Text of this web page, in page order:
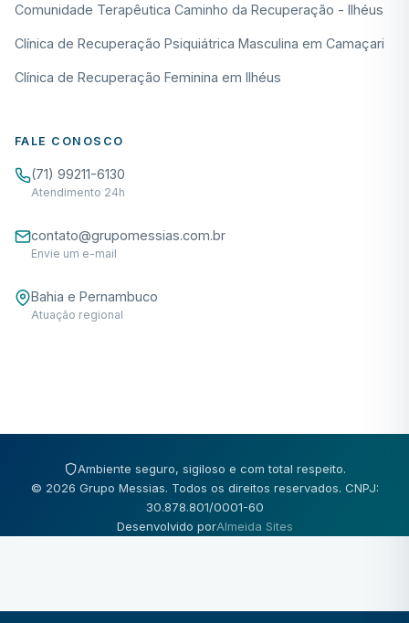
Comunidade Terapêutica Caminho da Recuperação - Ilhéus
Clínica de Recuperação Psiquiátrica Masculina em Camaçari
Clínica de Recuperação Feminina em Ilhéus
FALE CONOSCO
(71) 99211-6130
Atendimento 24h
contato@grupomessias.com.br
Envie um e-mail
Bahia e Pernambuco
Atuação regional
Ambiente seguro, sigiloso e com total respeito.
© 2026 Grupo Messias. Todos os direitos reservados. CNPJ:
30.878.801/0001-60
Desenvolvido porAlmeida Sites